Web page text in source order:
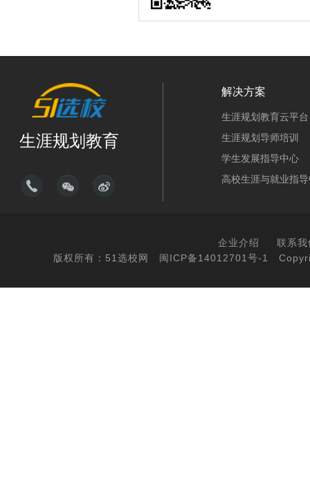
生涯规划教育
解决方案
生涯规划教育云平台
生涯规划导师培训
学生发展指导中心
高校生涯与就业指
企业介绍
联系我
版权所有：51选校网
闽ICP备14012701号-1